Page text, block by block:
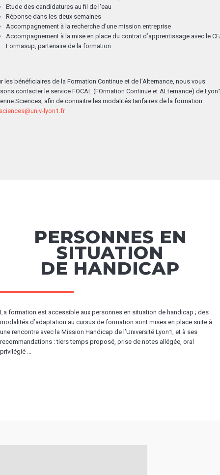
Etude des candidatures au fil de l'eau
Réponse dans les deux semaines
Accompagnement à la recherche d'une mission entreprise
Accompagnement à la mise en place du contrat d’apprentissage avec le
Formasup, partenaire de la formation
les bénéficiaires de la Formation Continue et de l’Alternance, nous vous
contacter le service FOCAL (FOrmation Continue et ALternance) de
Sciences, afin de connaitre les modalités tarifaires de la formation
lyon1.fr
PERSONNES EN
SITUATION
DE HANDICAP
La formation est accessible aux personnes en situation de handicap ; des
modalités d’adaptation au cursus de formation sont mises en place suite à
une rencontre avec la Mission Handicap de l’Université Lyon1, et à ses
recommandations : tiers temps proposé, prise de notes allégée, oral
privilégié ...